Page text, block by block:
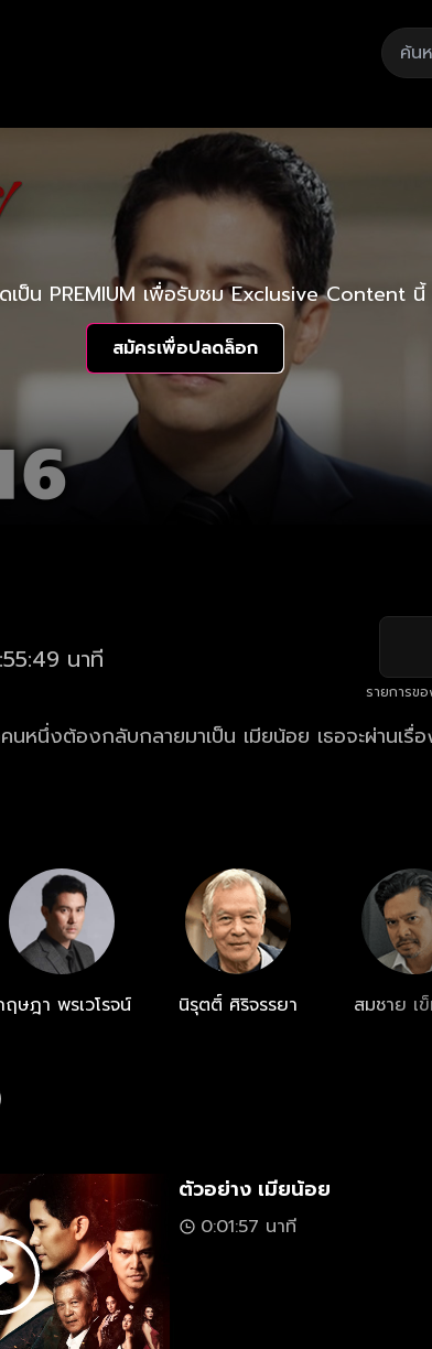
เป็น PREMIUM เพื่อรับชม Exclusive Content นี้
สมัครเพื่อปลดล็อก
นาที
รายการข
นหนึ่งต้องกลับกลายมาเป็น เมียน้อย เธอจะผ่านเรื่
ฤษฎา พรเวโรจน์ นิรุตติ์ ศิริจรรยา สมชาย เ
ตัวอย่าง เมียน้อย
0:01:57 นาที